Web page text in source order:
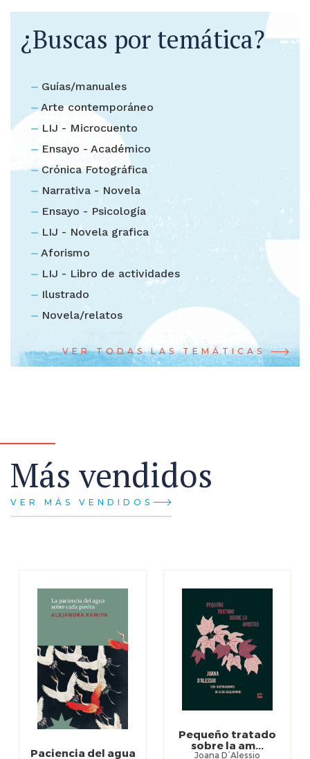
¿Buscas por temática?
Guías/manuales
Arte contemporáneo
LIJ - Microcuento
Ensayo - Académico
Crónica Fotográfica
Narrativa - Novela
Ensayo - Psicología
LIJ - Novela grafica
Aforismo
LIJ - Libro de actividades
Ilustrado
Novela/relatos
VER TODAS LAS TEMÁTICAS
Más vendidos
VER MÁS VENDIDOS
Paciencia del agua
Pequeño tratado
sobre la am...
Joana D´Alessio